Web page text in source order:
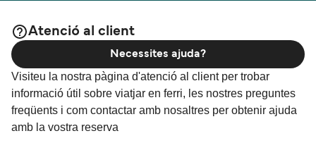
Atenció al client
Visiteu la nostra pàgina d'atenció al client per trobar
informació útil sobre viatjar en ferri, les nostres preguntes
freqüents i com contactar amb nosaltres per obtenir ajuda
amb la vostra reserva
Necessites ajuda?